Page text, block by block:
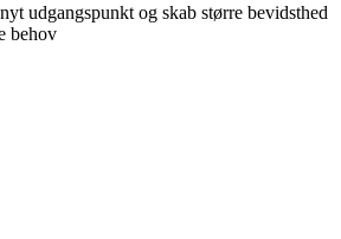
udgangspunkt og skab større bevidsthed
behov